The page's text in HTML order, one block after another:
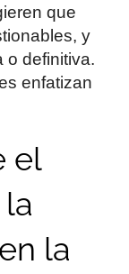
que
y
o definitiva.
enfatizan
el
la